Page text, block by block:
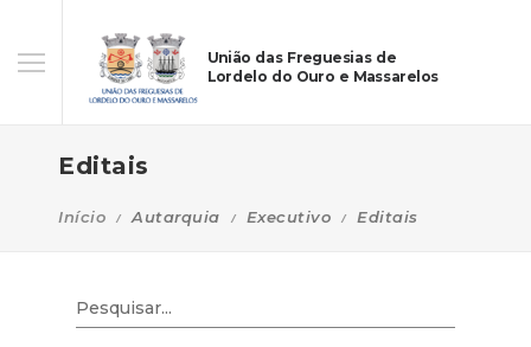
União das Freguesias de
Lordelo do Ouro e Massarelos
Editais
Início Autarquia Executivo Editais